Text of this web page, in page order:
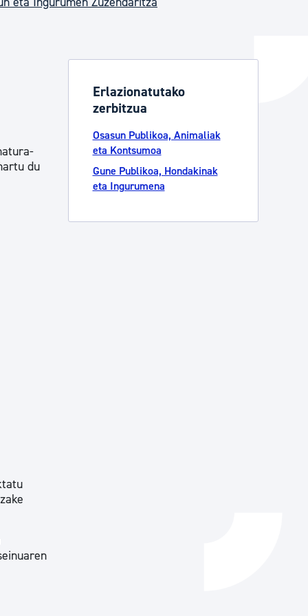
eta bizikidetza
du
Erlazionatutako
zerbitzua
Osasun Publikoa, Animaliak
eta Kontsumoa
Gune Publikoa, Hondakinak
eta Ingurumena